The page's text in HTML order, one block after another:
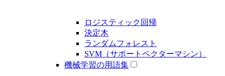
ロジスティック回帰
決定木
ランダムフォレスト
SVM（サポートベクターマシン）
機械学習の用語集